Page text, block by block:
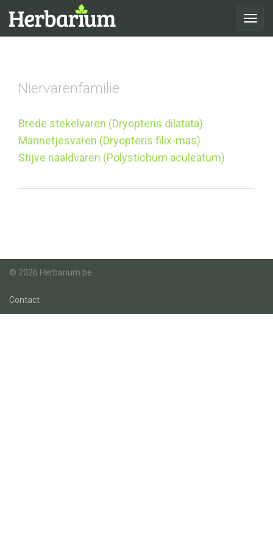
Toggle
Niervarenfamilie
Brede stekelvaren (Dryopteris dilatata)
Mannetjesvaren (Dryopteris filix-mas)
Stijve naaldvaren (Polystichum aculeatum)
© 2026 Herbarium.be
Contact